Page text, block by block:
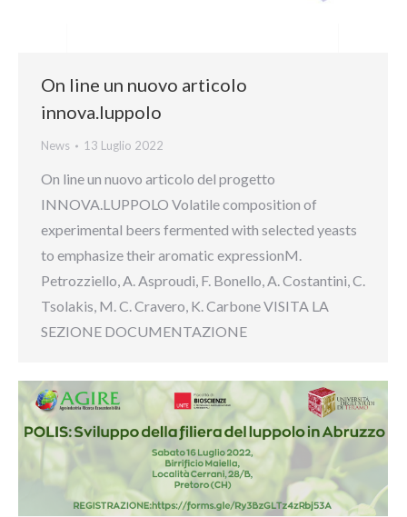
On line un nuovo articolo
innova.luppolo
News 13 Luglio 2022
On line un nuovo articolo del progetto
INNOVA.LUPPOLO Volatile composition of
experimental beers fermented with selected yeasts
to emphasize their aromatic expressionM.
Petrozziello, A. Asproudi, F. Bonello, A. Costantini, C.
Tsolakis, M. C. Cravero, K. Carbone VISITA LA
SEZIONE DOCUMENTAZIONE